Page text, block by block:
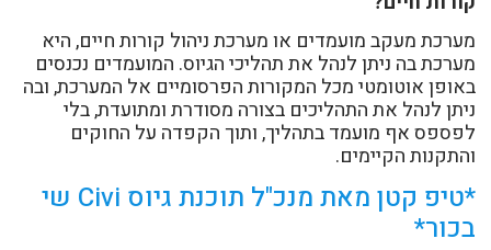
מערכת מעקב מועמדים או מערכת ניהול קורות חיים, היא
מערכת בה ניתן לנהל את תהליכי הגיוס. המועמדים נכנסים
באופן אוטומטי מכל המקורות הפרסומיים אל המערכת, ובה
ניתן לנהל את התהליכים בצורה מסודרת ומתועדת, בלי
לפספס אף מועמד בתהליך, ותוך הקפדה על החוקים
והתקנות הקיימים.
*טיפ קטן מאת מנכ"ל תוכנת גיוס Civi שי
בכור*